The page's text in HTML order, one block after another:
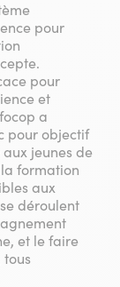
pour
pour
et
a
pour objectif
jeunes de
formation
aux
déroulent
et le faire